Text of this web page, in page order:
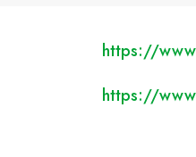
https://
https://